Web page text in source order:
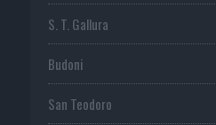
S. T. Gallura
Budoni
San Teodoro